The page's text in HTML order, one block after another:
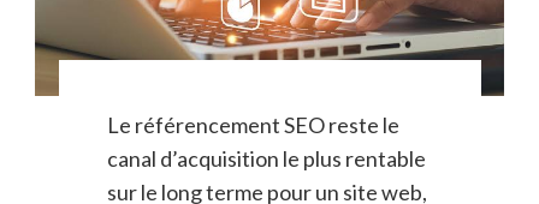
Le référencement SEO reste le
canal d’acquisition le plus rentable
sur le long terme pour un site web,